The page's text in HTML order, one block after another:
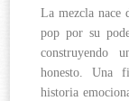
La mezcla
pop por su
construyendo
honesto. Una
historia